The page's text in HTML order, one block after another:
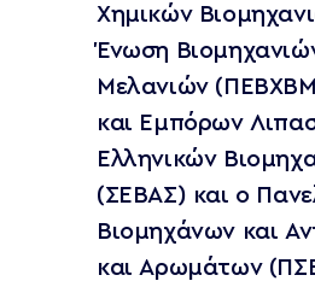
Χημικών
Ένωση
Μελανιών
και Εμπόρων
Ελληνικών
(ΣΕΒΑΣ) και ο
Βιομηχάνων και
και Αρωμάτων